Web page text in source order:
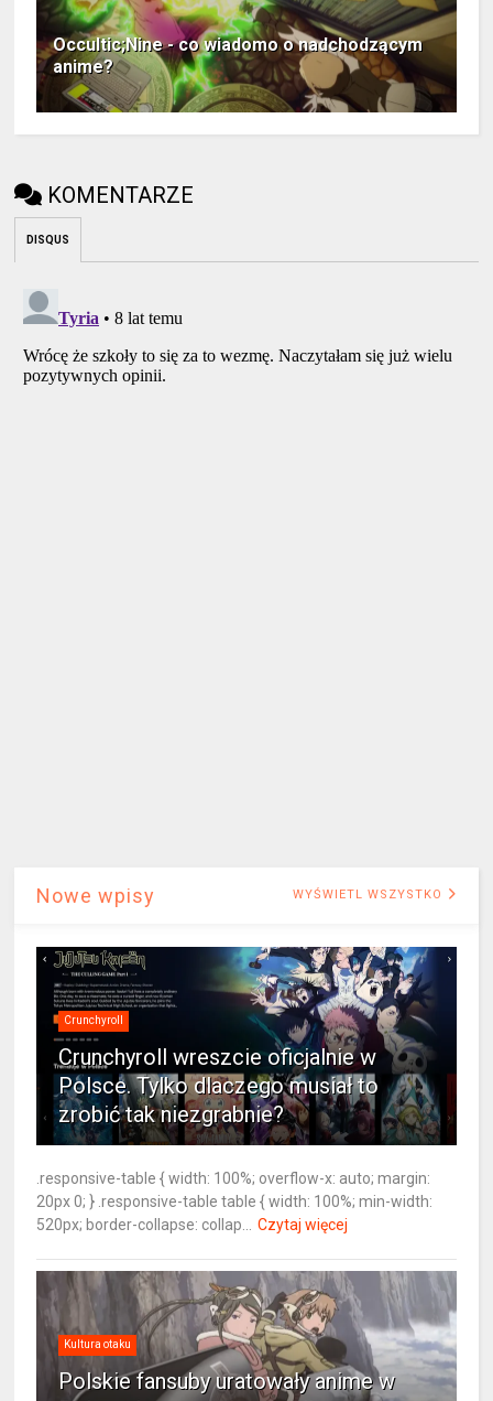
Occultic;Nine - co wiadomo o nadchodzącym
anime?
KOMENTARZE
DISQUS
Nowe wpisy WYŚWIETL WSZYSTKO
Crunchyroll
Crunchyroll wreszcie oficjalnie w
Polsce. Tylko dlaczego musiał to
zrobić tak niezgrabnie?
.responsive-table { width: 100%; overflow-x: auto; margin:
20px 0; } .responsive-table table { width: 100%; min-width:
520px; border-collapse: collap...
Czytaj więcej
Kultura otaku
Polskie fansuby uratowały anime w